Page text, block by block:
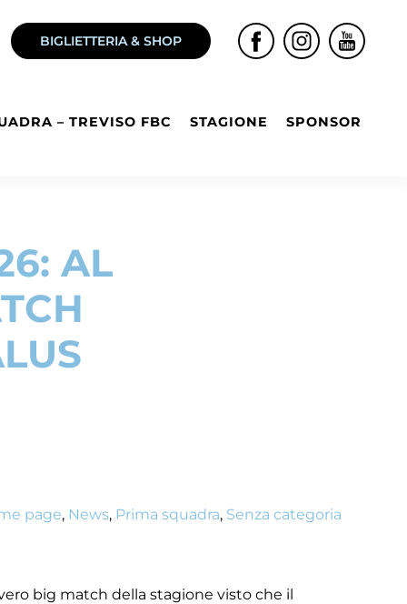
BIGLIETTERIA & SHOP
– TREVISO FBC STAGIONE SPONSOR
AL
page, News, Prima squadra, Senza categoria
big match della stagione visto che il